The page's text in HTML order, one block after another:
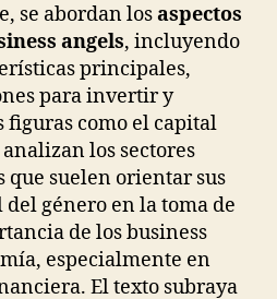
se abordan losaspectos
angels, incluyendo
principales,
para invertir y
figuras como el capital
los sectores
que suelen orientar sus
género en la toma de
de los business
especialmente en
El texto subraya